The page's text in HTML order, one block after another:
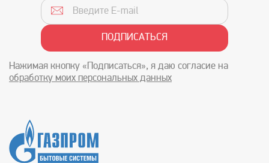
Нажимая кнопку «Подписаться», я даю согласие на
обработку моих персональных данных